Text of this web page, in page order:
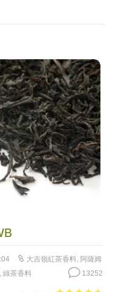
大吉嶺紅茶香料, 阿薩姆
, 綠茶香料 13252